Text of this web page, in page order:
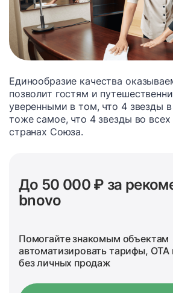
Единообразие качества
позволит гостям и
уверенными в том, что 4 звезды
тоже самое, что 4 звезды во всех
странах Союза.
До 50 000 ₽ за
bnovo
Помогайте знакомым объектам
автоматизировать тарифы,
без личных продаж